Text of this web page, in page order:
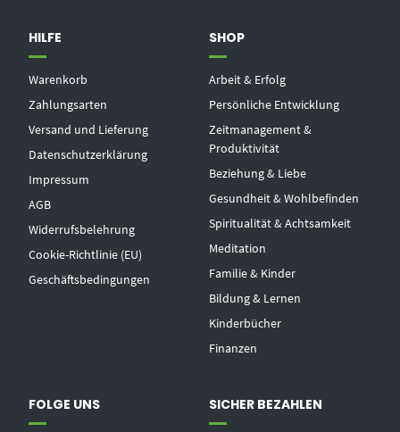
HILFE
Warenkorb
Zahlungsarten
Versand und Lieferung
Datenschutzerklärung
Impressum
AGB
Widerrufsbelehrung
Cookie-Richtlinie (EU)
Geschäftsbedingungen
SHOP
Arbeit & Erfolg
Persönliche Entwicklung
Zeitmanagement &
Produktivität
Beziehung & Liebe
Gesundheit & Wohlbefinden
Spiritualität & Achtsamkeit
Meditation
Familie & Kinder
Bildung & Lernen
Kinderbücher
Finanzen
FOLGE UNS SICHER BEZAHLEN